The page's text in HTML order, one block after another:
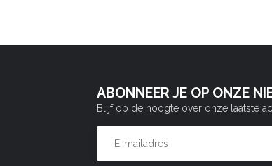
ABONNEER JE OP ONZE
Blijf op de hoogte over onze laatste